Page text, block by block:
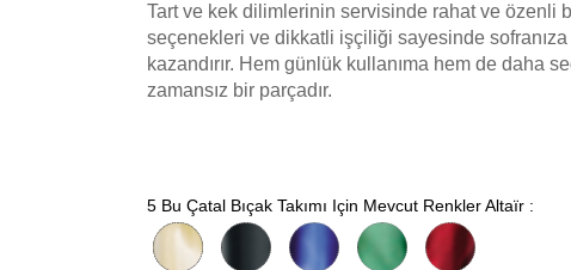
Tart ve kek dilimlerinin servisinde rahat ve özenli
seçenekleri ve dikkatli işçiliği sayesinde
kazandırır. Hem günlük kullanıma hem de daha
zamansız bir parçadır.
5 Bu Çatal Bıçak Takımı Için Mevcut Renkler Altaïr :